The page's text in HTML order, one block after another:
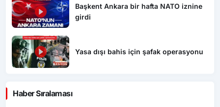
Başkent Ankara bir hafta NATO iznine
girdi
Yasa dışı bahis için şafak operasyonu
Haber Sıralaması